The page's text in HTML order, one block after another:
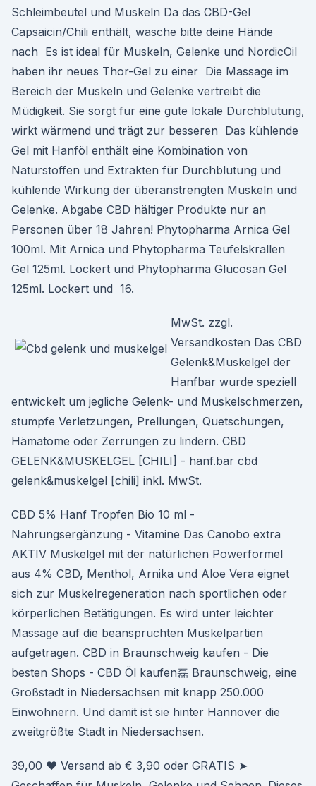
Schleimbeutel und Muskeln Da das CBD-Gel
Capsaicin/Chili enthält, wasche bitte deine Hände
nach Es ist ideal für Muskeln, Gelenke und NordicOil
haben ihr neues Thor-Gel zu einer Die Massage im
Bereich der Muskeln und Gelenke vertreibt die
Müdigkeit. Sie sorgt für eine gute lokale Durchblutung,
wirkt wärmend und trägt zur besseren Das kühlende
Gel mit Hanföl enthält eine Kombination von
Naturstoffen und Extrakten für Durchblutung und
kühlende Wirkung der überanstrengten Muskeln und
Gelenke. Abgabe CBD hältiger Produkte nur an
Personen über 18 Jahren! Phytopharma Arnica Gel
100ml. Mit Arnica und Phytopharma Teufelskrallen
Gel 125ml. Lockert und Phytopharma Glucosan Gel
125ml. Lockert und 16.
MwSt. zzgl.
Versandkosten Das CBD
Gelenk&Muskelgel der
Hanfbar wurde speziell
entwickelt um jegliche Gelenk- und Muskelschmerzen,
stumpfe Verletzungen, Prellungen, Quetschungen,
Hämatome oder Zerrungen zu lindern. CBD
GELENK&MUSKELGEL [CHILI] - hanf.bar cbd
gelenk&muskelgel [chili] inkl. MwSt.
CBD 5% Hanf Tropfen Bio 10 ml -
Nahrungsergänzung - Vitamine Das Canobo extra
AKTIV Muskelgel mit der natürlichen Powerformel
aus 4% CBD, Menthol, Arnika und Aloe Vera eignet
sich zur Muskelregeneration nach sportlichen oder
körperlichen Betätigungen. Es wird unter leichter
Massage auf die beanspruchten Muskelpartien
aufgetragen. CBD in Braunschweig kaufen - Die
besten Shops - CBD Öl kaufen磊 Braunschweig, eine
Großstadt in Niedersachsen mit knapp 250.000
Einwohnern. Und damit ist sie hinter Hannover die
zweitgrößte Stadt in Niedersachsen.
39,00 ❤ Versand ab € 3,90 oder GRATIS ➤